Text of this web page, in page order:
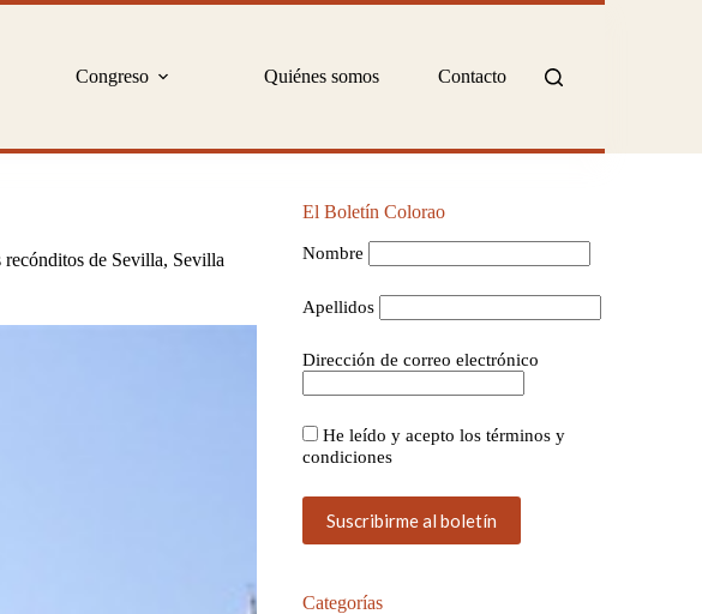
Congreso Quiénes somos Contacto
recónditos de Sevilla, Sevilla
El Boletín Colorao
Nombre
Apellidos
Dirección de correo electrónico
He leído y acepto los términos y
condiciones
Categorías